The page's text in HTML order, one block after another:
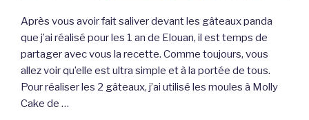
Après vous avoir fait saliver devant les gâteaux panda
que j’ai réalisé pour les 1 an de Elouan, il est temps de
partager avec vous la recette. Comme toujours, vous
allez voir qu’elle est ultra simple et à la portée de tous.
Pour réaliser les 2 gâteaux, j’ai utilisé les moules à Molly
Cake de …